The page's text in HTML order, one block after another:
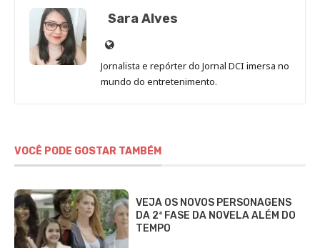
Sara Alves
Site
de
Sara
Jornalista e repórter do Jornal DCI imersa no
mundo do entretenimento.
VOCÊ PODE GOSTAR TAMBÉM
VEJA OS NOVOS PERSONAGENS
DA 2ª FASE DA NOVELA ALÉM DO
TEMPO